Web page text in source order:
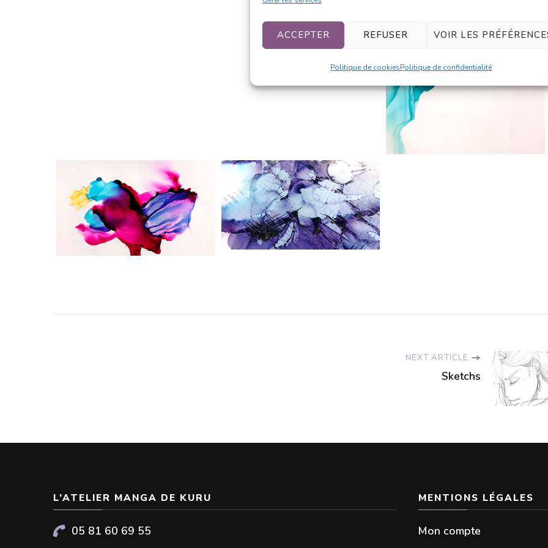
ACCEPTER REFUSER VOIR LES
Politique de cookiesPolitique de confidentialité
NEXT ARTICLE
Sketchs
L’ATELIER MANGA DE KURU
05 81 60 69 55
MENTIONS LÉGALES
Mon compte